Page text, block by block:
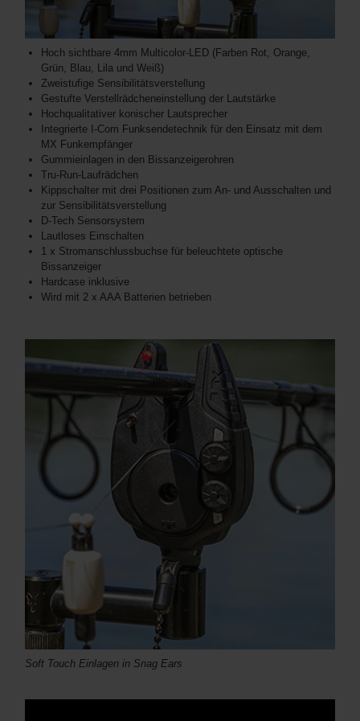
Hoch sichtbare 4mm Multicolor-LED (Farben Rot, Orange,
Grün, Blau, Lila und Weiß)
Zweistufige Sensibilitätsverstellung
Gestufte Verstellrädcheneinstellung der Lautstärke
Hochqualitativer konischer Lautsprecher
Integrierte I-Com Funksendetechnik für den Einsatz mit dem
MX Funkempfänger
Gummieinlagen in den Bissanzeigerohren
Tru-Run-Laufrädchen
Kippschalter mit drei Positionen zum An- und Ausschalten und
zur Sensibilitätsverstellung
D-Tech Sensorsystem
Lautloses Einschalten
1 x Stromanschlussbuchse für beleuchtete optische
Bissanzeiger
Hardcase inklusive
Wird mit 2 x AAA Batterien betrieben
Soft Touch Einlagen in Snag Ears